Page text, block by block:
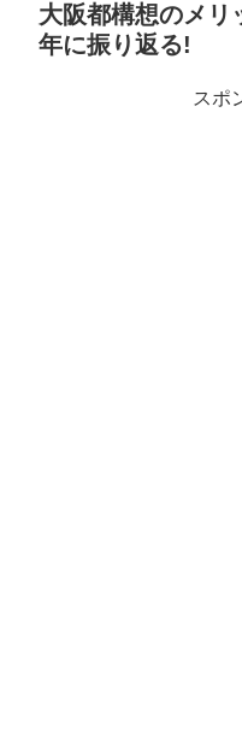
大阪都構想のメリ
年に振り返る!
スポ